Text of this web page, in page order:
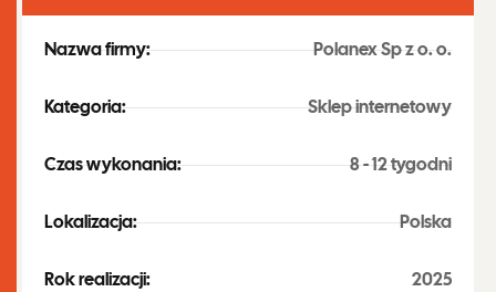
Nazwa firmy: Polanex Sp z o. o.
Kategoria: Sklep internetowy
Czas wykonania: 8 - 12 tygodni
Lokalizacja: Polska
Rok realizacji: 2025